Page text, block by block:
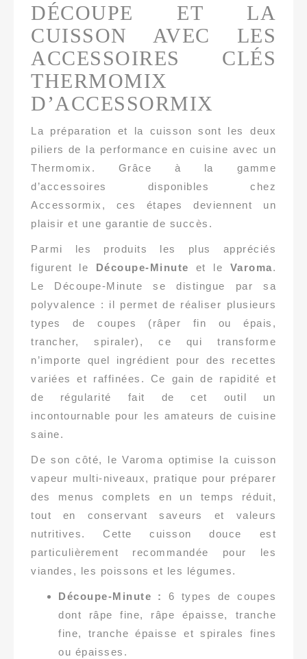
DÉCOUPE ET LA
CUISSON AVEC LES
ACCESSOIRES CLÉS
THERMOMIX
D’ACCESSORMIX
La préparation et la cuisson sont les deux
piliers de la performance en cuisine avec un
Thermomix. Grâce à la gamme
d’accessoires disponibles chez
Accessormix, ces étapes deviennent un
plaisir et une garantie de succès.
Parmi les produits les plus appréciés
figurent le Découpe-Minute et le Varoma.
Le Découpe-Minute se distingue par sa
polyvalence : il permet de réaliser plusieurs
types de coupes (râper fin ou épais,
trancher, spiraler), ce qui transforme
n’importe quel ingrédient pour des recettes
variées et raffinées. Ce gain de rapidité et
de régularité fait de cet outil un
incontournable pour les amateurs de cuisine
saine.
De son côté, le Varoma optimise la cuisson
vapeur multi-niveaux, pratique pour préparer
des menus complets en un temps réduit,
tout en conservant saveurs et valeurs
nutritives. Cette cuisson douce est
particulièrement recommandée pour les
viandes, les poissons et les légumes.
Découpe-Minute :
6 types de coupes
dont râpe fine, râpe épaisse, tranche
fine, tranche épaisse et spirales fines
ou épaisses.